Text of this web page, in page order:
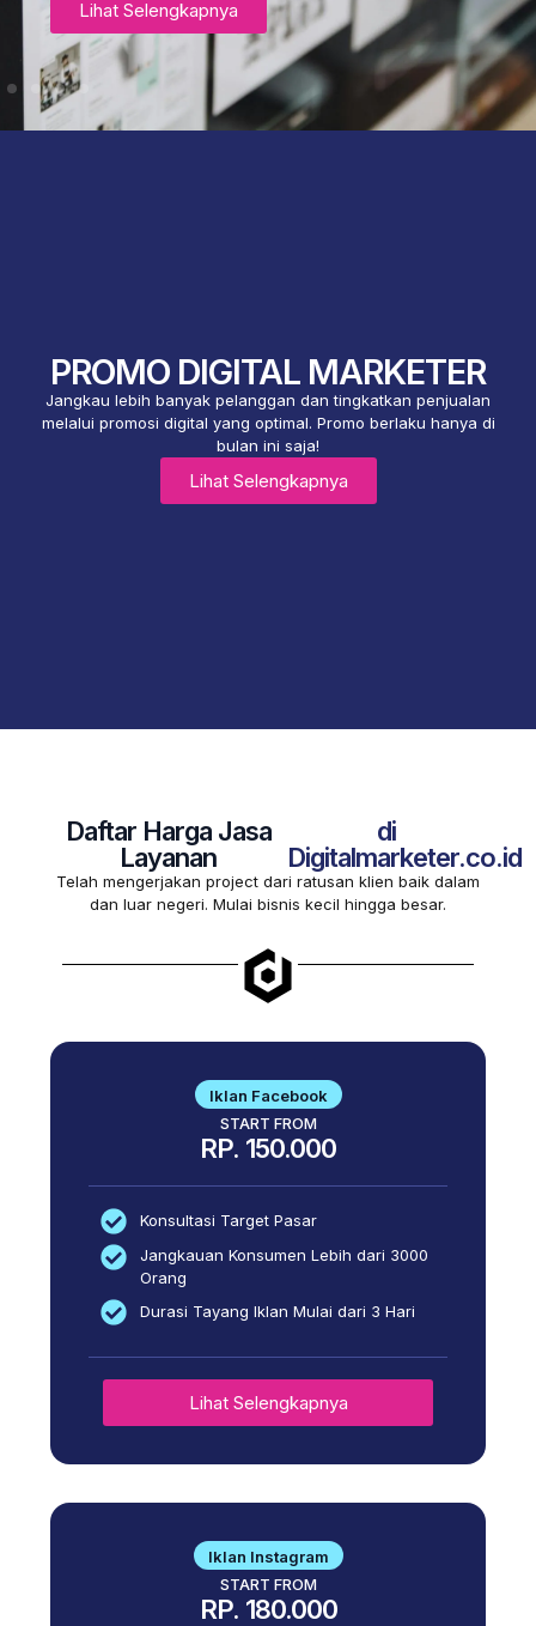
Lihat Selengkapnya
PROMO DIGITAL MARKETER
Jangkau lebih banyak pelanggan dan tingkatkan penjualan
melalui promosi digital yang optimal. Promo berlaku hanya di
bulan ini saja!
Lihat Selengkapnya
Daftar Harga Jasa
Layanan
di
Digitalmarketer.co.id
Telah mengerjakan project dari ratusan klien baik dalam
dan luar negeri. Mulai bisnis kecil hingga besar.
Iklan Facebook
START FROM
RP. 150.000
Konsultasi Target Pasar
Jangkauan Konsumen Lebih dari 3000
Orang
Durasi Tayang Iklan Mulai dari 3 Hari
Lihat Selengkapnya
Iklan Instagram
START FROM
RP. 180.000